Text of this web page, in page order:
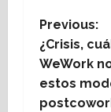
P
o
s
Previous:
¿Crisis,
WeWork
estos